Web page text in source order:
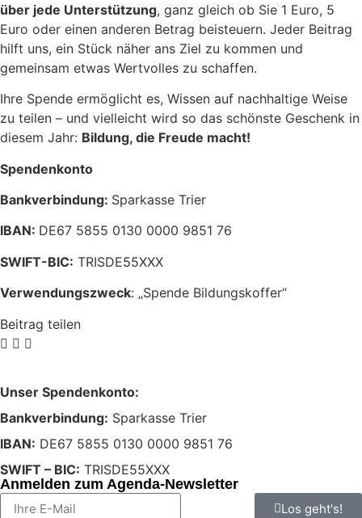
über jede Unterstützung, ganz gleich ob Sie 1 Euro, 5
Euro oder einen anderen Betrag beisteuern. Jeder Beitrag
hilft uns, ein Stück näher ans Ziel zu kommen und
gemeinsam etwas Wertvolles zu schaffen.
Ihre Spende ermöglicht es, Wissen auf nachhaltige Weise
zu teilen – und vielleicht wird so das schönste Geschenk in
diesem Jahr: Bildung, die Freude macht!
Spendenkonto
Bankverbindung: Sparkasse Trier
IBAN: DE67 5855 0130 0000 9851 76
SWIFT-BIC: TRISDE55XXX
Verwendungszweck: „Spende Bildungskoffer“
Beitrag teilen
Unser Spendenkonto:
Bankverbindung: Sparkasse Trier
IBAN: DE67 5855 0130 0000 9851 76
SWIFT – BIC: TRISDE55XXX
Anmelden zum Agenda-Newsletter
Los geht's!